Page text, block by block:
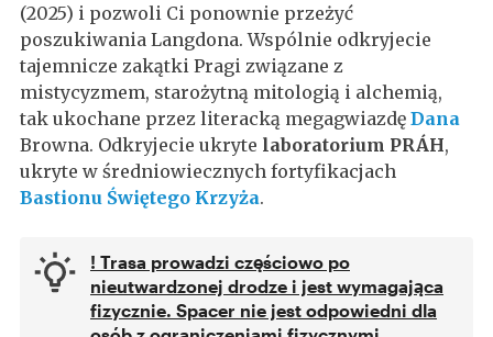
(2025) i pozwoli Ci ponownie przeżyć
poszukiwania Langdona. Wspólnie odkryjecie
tajemnicze zakątki Pragi związane z
mistycyzmem, starożytną mitologią i alchemią,
tak ukochane przez literacką megagwiazdę Dana
Browna. Odkryjecie ukryte laboratorium PRÁH,
ukryte w średniowiecznych fortyfikacjach
Bastionu Świętego Krzyża.
! Trasa prowadzi częściowo po
nieutwardzonej drodze i jest wymagająca
fizycznie. Spacer nie jest odpowiedni dla